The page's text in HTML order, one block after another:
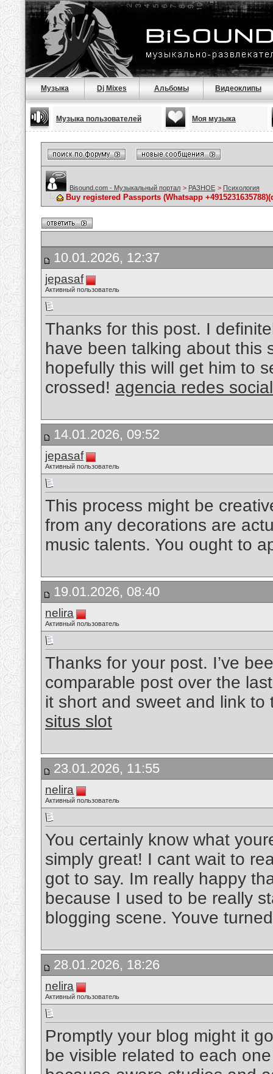
Музыка Dj Mixes Альбомы Видеоклипы
Музыка пользователей Моя музыка
Bisound.com - Музыкальный портал > РАЗНОЕ > Психология
Buy registered Passports (Whatsapp
10.01.2026, 12:37
jepasaf
Активный пользователь
Thanks for this post. I
have been talking about this
hopefully this will get him to
crossed! agencia redes
14.01.2026, 09:52
jepasaf
Активный пользователь
This process might be
from any decorations are
music talents. You ought to
19.01.2026, 08:40
nelira
Активный пользователь
Thanks for your post. I’ve
comparable post over the
it short and sweet and link
situs slot
23.01.2026, 11:55
nelira
Активный пользователь
You certainly know what
simply great! I cant wait to
got to say. Im really happy
because I used to be really
blogging scene. Youve
28.01.2026, 18:26
nelira
Активный пользователь
Promptly your blog might it
be visible related to each